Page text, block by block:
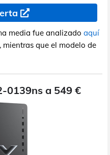
media fue analizado aquí
que el modelo de
0139ns a 549 €